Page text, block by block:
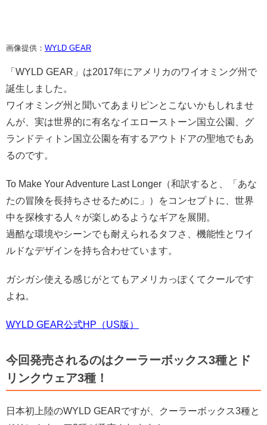
画像提供： WYLD GEAR
「WYLD GEAR」は2017年にアメリカのワイオミング州で
誕生しました。
ワイオミング州と聞いてあまりピンとこないかもしれませ
んが、実は世界的に有名なイエローストーン国立公園、グ
ランドティトン国立公園を有するアウトドアの聖地でもあ
るのです。
To Make Your Adventure Last Longer（和訳すると、「あな
たの冒険を長持ちさせるために」）をコンセプトに、世界
中を探検する人々が楽しめるようなギアを展開。
過酷な環境やシーンでも耐えられるタフさ、機能性とワイ
ルドなデザインを持ち合わせています。
ガシガシ使える感じがとてもアメリカっぽくてクールです
よね。
WYLD GEAR公式HP（US版）
今回発売されるのはクーラーボックス3種とド
リンクウェア3種！
日本初上陸のWYLD GEARですが、クーラーボックス3種と